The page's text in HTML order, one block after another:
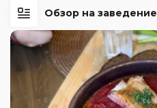
Обзор на заведение